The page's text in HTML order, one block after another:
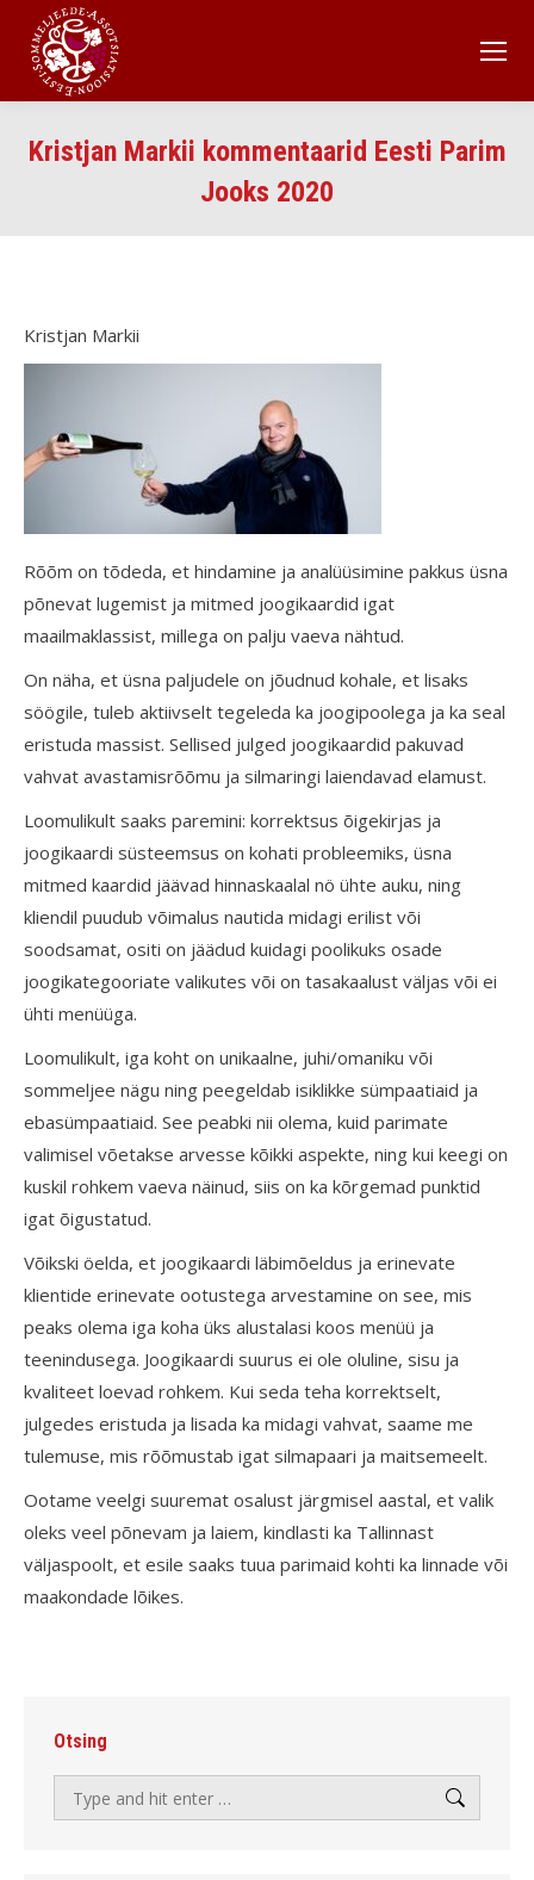
Kristjan Markii kommentaarid Eesti Parim
Jooks 2020
Kristjan Markii
Rõõm on tõdeda, et hindamine ja analüüsimine pakkus üsna
põnevat lugemist ja mitmed joogikaardid igat
maailmaklassist, millega on palju vaeva nähtud.
On näha, et üsna paljudele on jõudnud kohale, et lisaks
söögile, tuleb aktiivselt tegeleda ka joogipoolega ja ka seal
eristuda massist. Sellised julged joogikaardid pakuvad
vahvat avastamisrõõmu ja silmaringi laiendavad elamust.
Loomulikult saaks paremini: korrektsus õigekirjas ja
joogikaardi süsteemsus on kohati probleemiks, üsna
mitmed kaardid jäävad hinnaskaalal nö ühte auku, ning
kliendil puudub võimalus nautida midagi erilist või
soodsamat, ositi on jäädud kuidagi poolikuks osade
joogikategooriate valikutes või on tasakaalust väljas või ei
ühti menüüga.
Loomulikult, iga koht on unikaalne, juhi/omaniku või
sommeljee nägu ning peegeldab isiklikke sümpaatiaid ja
ebasümpaatiaid. See peabki nii olema, kuid parimate
valimisel võetakse arvesse kõikki aspekte, ning kui keegi on
kuskil rohkem vaeva näinud, siis on ka kõrgemad punktid
igat õigustatud.
Võikski öelda, et joogikaardi läbimõeldus ja erinevate
klientide erinevate ootustega arvestamine on see, mis
peaks olema iga koha üks alustalasi koos menüü ja
teenindusega. Joogikaardi suurus ei ole oluline, sisu ja
kvaliteet loevad rohkem. Kui seda teha korrektselt,
julgedes eristuda ja lisada ka midagi vahvat, saame me
tulemuse, mis rõõmustab igat silmapaari ja maitsemeelt.
Ootame veelgi suuremat osalust järgmisel aastal, et valik
oleks veel põnevam ja laiem, kindlasti ka Tallinnast
väljaspoolt, et esile saaks tuua parimaid kohti ka linnade või
maakondade lõikes.
Otsing
Search: